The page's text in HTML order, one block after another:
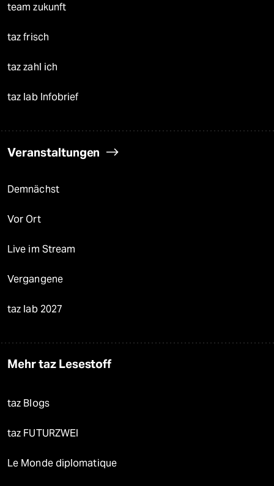
team zukunft
taz frisch
taz zahl ich
taz lab Infobrief
Veranstaltungen
Demnächst
Vor Ort
Live im Stream
Vergangene
taz lab 2027
Mehr taz Lesestoff
taz Blogs
taz FUTURZWEI
Le Monde diplomatique